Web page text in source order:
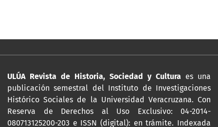
ULÚA Revista de Historia, Sociedad y Cultura es una
publicación semestral del Instituto de Investigaciones
Histórico Sociales de la Universidad Veracruzana. Con
Reserva de Derechos al Uso Exclusivo: 04-2014-
080713125200-203 e ISSN (digital): en trámite. Indexada